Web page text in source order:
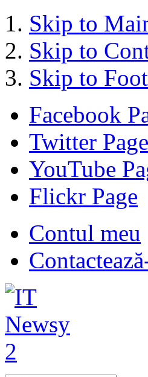
Skip to
Skip to
Skip to
Facebook
Twitter Page
YouTube
Flickr Page
Contul meu